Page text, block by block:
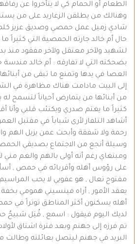
الطعام أو الحمام كي لا يتأخروا عن
وهنالك من يطلقن الزغاريد على من
شادي زميل عمل حمصي وصديق عزيز
حال أم خالد جارته الحمصية التي كثيراً ما
لشهيد ولآخر معتقل ولآخر مفقود منذ
بضحكته التي لا تفارقه : أم خالد مندسة
العصا في يدها وتمنع ما تبقى من
إلى البيت مادامت هناك مظاهرة في
من أبنائها من يتمارض أحياناً لتسمح
كثيراً ما يغتم صدري ويكتئب قلبي وأنا
أشاهد التلفاز لأرى شباباً في مقتبل
رحمة ولا شفقة وأبحث عمن يزيل الهم
وسيلة أنجع من الاجتماع بصديقي
ومبتغاي رغم أنه أولى بالهم والغم مني
على رؤوس أهله وأقربائه في حمص ,
مفتوح تعال , هو عفويي لا يحب
يعقد الأمور , أراه فينسيني همومي
أهله يسكنون أكثر المناطق توتراً في
لديك اليوم فيقول : اسمع , قُتِل شبيحٌ
تم فرزه إلى جهنم وبعد فترة اشتاق
البريد في جهنم ليتصل بعائلته وطالت